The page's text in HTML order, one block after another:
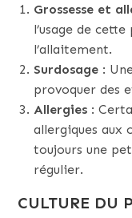
Grossesse et
l’usage de
l’allaitement.
Surdosage :
provoquer des
Allergies :
allergiques aux
toujours une
régulier.
CULTURE DU